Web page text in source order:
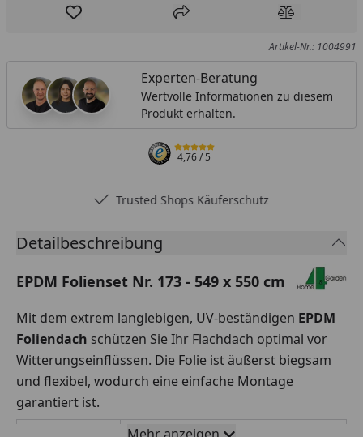
Produkt zur Wunschliste hinzufügen
Teilen Produkt
Artikel-Nr.: 1004991
Experten-Beratung
Wertvolle Informationen zu diesem
Produkt erhalten.
4,76/ 5
Trusted Shops Käuferschutz
Detailbeschreibung
EPDM Folienset Nr. 173 - 549 x 550 cm
Mit dem extrem langlebigen, UV-beständigen EPDM
Foliendach schützen Sie Ihr Flachdach optimal vor
Witterungseinflüssen. Die Folie ist äußerst biegsam
und flexibel, wodurch eine einfache Montage
garantiert ist.